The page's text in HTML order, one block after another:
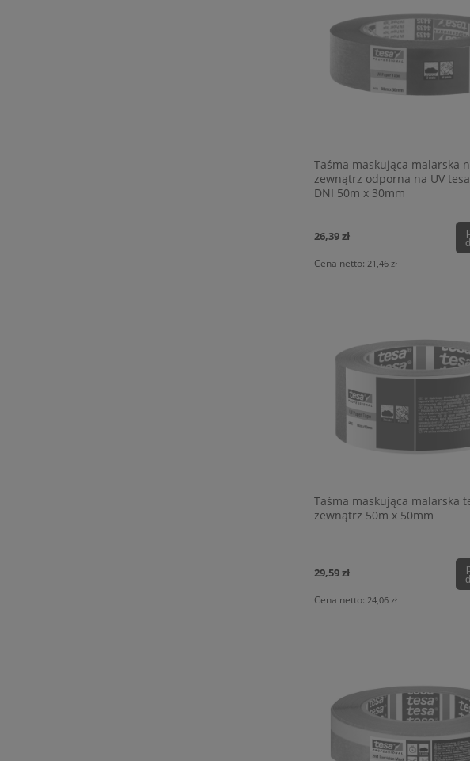
Taśma maskująca malarska
zewnątrz odporna na UV
DNI 50m x 30mm
26,39 zł
Cena netto: 21,46 zł
Taśma maskująca malarska
zewnątrz 50m x 50mm
29,59 zł
Cena netto: 24,06 zł